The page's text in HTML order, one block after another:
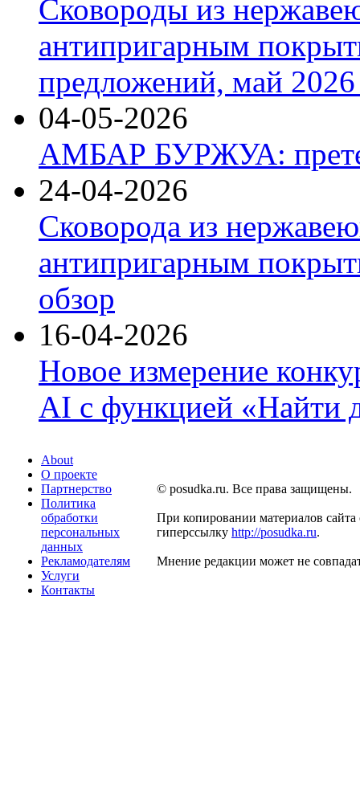
Сковороды из
антипригарным
предложений, май 2026
04-05-2026
АМБАР БУРЖУА:
24-04-2026
Сковорода из
антипригарным
обзор
16-04-2026
Новое измерение
AI с функцией «Найти
About
О проекте
Партнерство
Политика
обработки
персональных
данных
Рекламодателям
Услуги
Контакты
© posudka.ru. Все права защищены.
При копировании материалов сайта
гиперссылку http://posudka.ru.
Мнение редакции может не